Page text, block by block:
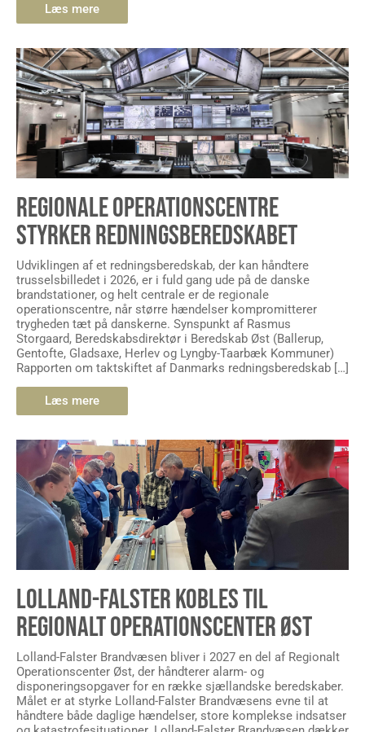
Læs mere
REGIONALE OPERATIONSCENTRE
STYRKER REDNINGSBEREDSKABET
Udviklingen af et redningsberedskab, der kan håndtere
trusselsbilledet i 2026, er i fuld gang ude på de danske
brandstationer, og helt centrale er de regionale
operationscentre, når større hændelser kompromitterer
trygheden tæt på danskerne. Synspunkt af Rasmus
Storgaard, Beredskabsdirektør i Beredskab Øst (Ballerup,
Gentofte, Gladsaxe, Herlev og Lyngby-Taarbæk Kommuner)
Rapporten om taktskiftet af Danmarks redningsberedskab […]
Læs mere
LOLLAND-FALSTER KOBLES TIL
REGIONALT OPERATIONSCENTER ØST
Lolland-Falster Brandvæsen bliver i 2027 en del af Regionalt
Operationscenter Øst, der håndterer alarm- og
disponeringsopgaver for en række sjællandske beredskaber.
Målet er at styrke Lolland-Falster Brandvæsens evne til at
håndtere både daglige hændelser, store komplekse indsatser